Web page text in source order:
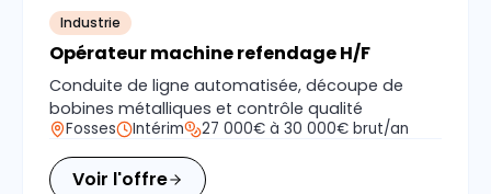
Industrie
Opérateur machine refendage H/F
Conduite de ligne automatisée, découpe de
bobines métalliques et contrôle qualité
Fosses Intérim 27 000€ à 30 000€ brut/an
Voir l'offre